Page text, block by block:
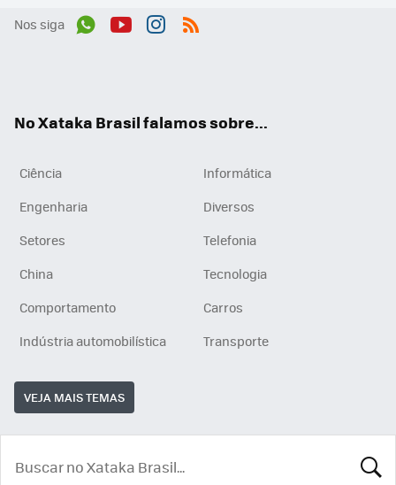
Nos siga
No Xataka Brasil falamos sobre...
Ciência
Informática
Engenharia
Diversos
Setores
Telefonia
China
Tecnologia
Comportamento
Carros
Indústria automobilística
Transporte
VEJA MAIS TEMAS